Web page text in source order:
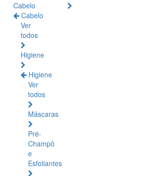
Cabelo
Cabelo
Ver
todos
Higiene
Higiene
Ver
todos
Máscaras
Pré-
Champô
e
Esfoliantes